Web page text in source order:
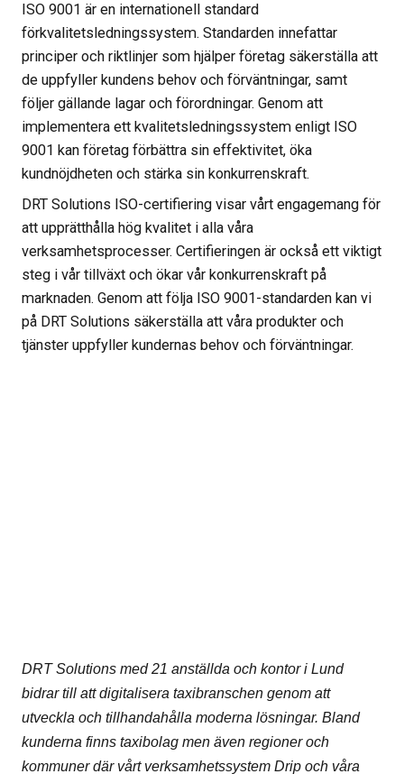
ISO 9001 är en internationell standard
förkvalitetsledningssystem. Standarden innefattar
principer och riktlinjer som hjälper företag säkerställa att
de uppfyller kundens behov och förväntningar, samt
följer gällande lagar och förordningar. Genom att
implementera ett kvalitetsledningssystem enligt ISO
9001 kan företag förbättra sin effektivitet, öka
kundnöjdheten och stärka sin konkurrenskraft.
DRT Solutions ISO-certifiering visar vårt engagemang för
att upprätthålla hög kvalitet i alla våra
verksamhetsprocesser. Certifieringen är också ett viktigt
steg i vår tillväxt och ökar vår konkurrenskraft på
marknaden. Genom att följa ISO 9001-standarden kan vi
på DRT Solutions säkerställa att våra produkter och
tjänster uppfyller kundernas behov och förväntningar.
DRT Solutions med 21 anställda och kontor i Lund
bidrar till att digitalisera taxibranschen genom att
utveckla och tillhandahålla moderna lösningar. Bland
kunderna finns taxibolag men även regioner och
kommuner där vårt verksamhetssystem Drip och våra